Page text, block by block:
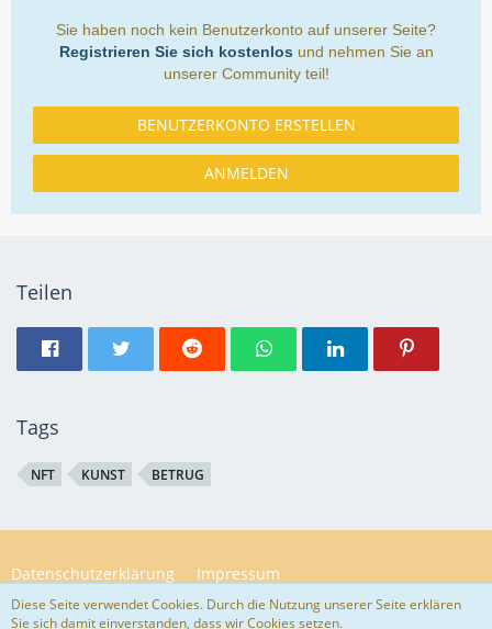
Sie haben noch kein Benutzerkonto auf unserer Seite?
Registrieren Sie sich kostenlos und nehmen Sie an
unserer Community teil!
BENUTZERKONTO ERSTELLEN
ANMELDEN
Teilen
Tags
NFT KUNST BETRUG
Datenschutzerklärung Impressum
Diese Seite verwendet Cookies. Durch die Nutzung unserer Seite erklären
Sie sich damit einverstanden, dass wir Cookies setzen.